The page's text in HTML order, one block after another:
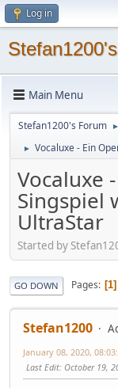
Log in
Main Menu
Stefan1200's Forum ►
► Vocaluxe - Ein
Vocaluxe
Singspiel
UltraStar
Started by
GO DOWN Pages 1
Stefan1200
January 08, 2020,
Last Edit: October 19,